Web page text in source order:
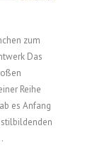
zum
Das
Reihe
es Anfang
stilbildenden